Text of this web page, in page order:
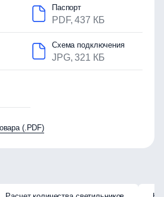
Паспорт
PDF, 437 КБ
Схема подключения
JPG, 321 КБ
(.PDF)